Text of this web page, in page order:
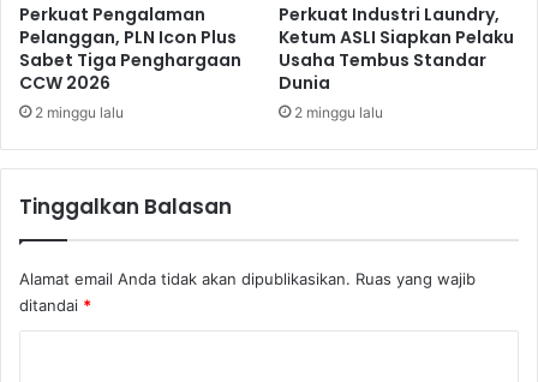
e
n
u
h
Perkuat Pengalaman
Pelanggan, PLN Icon Plus
Sabet Tiga Penghargaan
CCW 2026
2 minggu lalu
Perkuat Industri Laundry,
Ketum ASLI Siapkan Pelaku
Usaha Tembus Standar
Dunia
2 minggu lalu
Tinggalkan Balasan
Alamat email Anda tidak akan dipublikasikan. Ruas yang wajib
ditandai *